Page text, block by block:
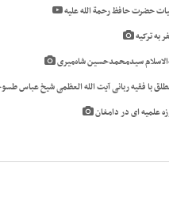
به ترکیه
سیدمحمدحسین شاه‌میری
با فقیه ربانی آیت الله العظمی شیخ عباس
علمیه ای در دامغان